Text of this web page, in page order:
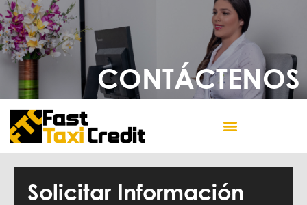
CONTÁCTENOS
Solicitar Información